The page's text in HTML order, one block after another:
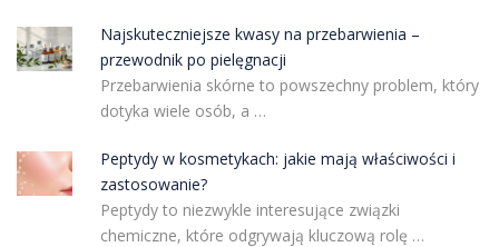
Najskuteczniejsze kwasy na przebarwienia –
przewodnik po pielęgnacji
Przebarwienia skórne to powszechny problem, który
dotyka wiele osób, a …
Peptydy w kosmetykach: jakie mają właściwości i
zastosowanie?
Peptydy to niezwykle interesujące związki
chemiczne, które odgrywają kluczową rolę …